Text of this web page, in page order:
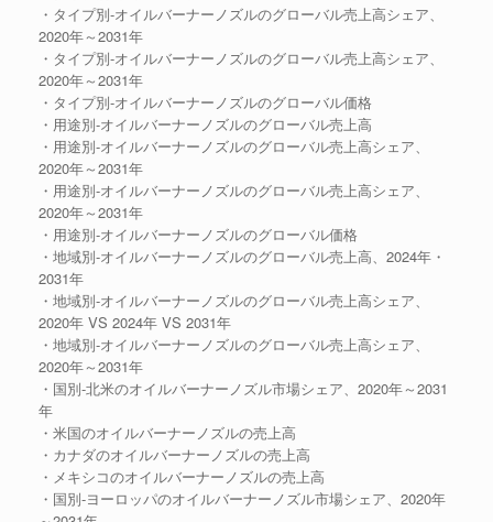
・タイプ別-オイルバーナーノズルのグローバル売上高シェア、
2020年～2031年
・タイプ別-オイルバーナーノズルのグローバル売上高シェア、
2020年～2031年
・タイプ別-オイルバーナーノズルのグローバル価格
・用途別-オイルバーナーノズルのグローバル売上高
・用途別-オイルバーナーノズルのグローバル売上高シェア、
2020年～2031年
・用途別-オイルバーナーノズルのグローバル売上高シェア、
2020年～2031年
・用途別-オイルバーナーノズルのグローバル価格
・地域別-オイルバーナーノズルのグローバル売上高、2024年・
2031年
・地域別-オイルバーナーノズルのグローバル売上高シェア、
2020年 VS 2024年 VS 2031年
・地域別-オイルバーナーノズルのグローバル売上高シェア、
2020年～2031年
・国別-北米のオイルバーナーノズル市場シェア、2020年～2031
年
・米国のオイルバーナーノズルの売上高
・カナダのオイルバーナーノズルの売上高
・メキシコのオイルバーナーノズルの売上高
・国別-ヨーロッパのオイルバーナーノズル市場シェア、2020年